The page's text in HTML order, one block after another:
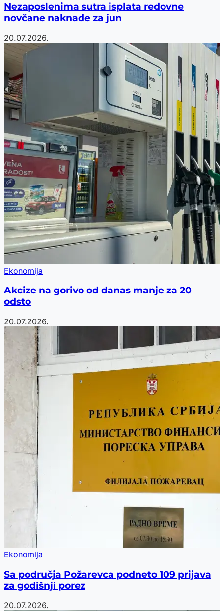
Nezaposlenima sutra isplata redovne
novčane naknade za jun
20.07.2026.
Ekonomija
Akcize na gorivo od danas manje za 20
odsto
20.07.2026.
Ekonomija
Sa područja Požarevca podneto 109 prijava
za godišnji porez
20.07.2026.